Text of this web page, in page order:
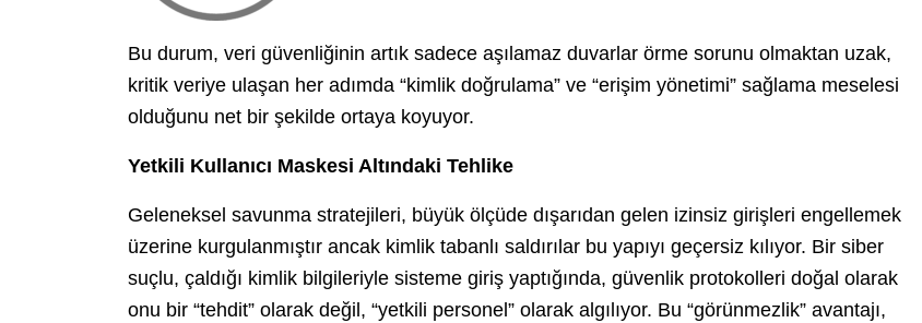
Bu durum, veri güvenliğinin artık sadece aşılamaz duvarlar örme sorunu olmaktan uzak,
kritik veriye ulaşan her adımda “kimlik doğrulama” ve “erişim yönetimi” sağlama meselesi
olduğunu net bir şekilde ortaya koyuyor.
Yetkili Kullanıcı Maskesi Altındaki Tehlike
Geleneksel savunma stratejileri, büyük ölçüde dışarıdan gelen izinsiz girişleri engellemek
üzerine kurgulanmıştır ancak kimlik tabanlı saldırılar bu yapıyı geçersiz kılıyor. Bir siber
suçlu, çaldığı kimlik bilgileriyle sisteme giriş yaptığında, güvenlik protokolleri doğal olarak
onu bir “tehdit” olarak değil, “yetkili personel” olarak algılıyor. Bu “görünmezlik” avantajı,